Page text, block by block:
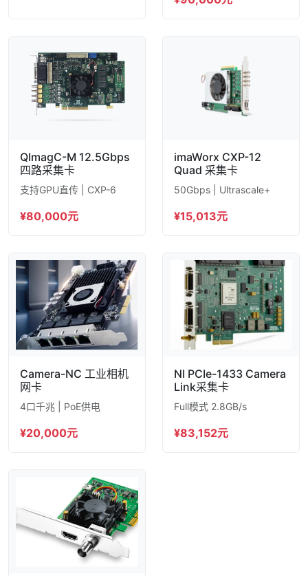
QImagC-M 12.5Gbps
四路采集卡
支持GPU直传 | CXP-6
¥80,000元
imaWorx CXP-12
Quad 采集卡
50Gbps | Ultrascale+
¥15,013元
Camera-NC 工业相机
网卡
4口千兆 | PoE供电
¥20,000元
NI PCIe-1433 Camera
Link采集卡
Full模式 2.8GB/s
¥83,152元